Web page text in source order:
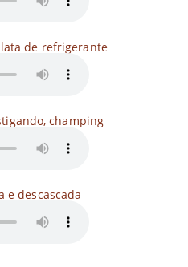
de refrigerante
champing
e descascada